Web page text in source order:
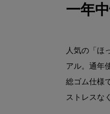
一年
人気の「ほ
アル。通年
総ゴム仕様
ストレスな